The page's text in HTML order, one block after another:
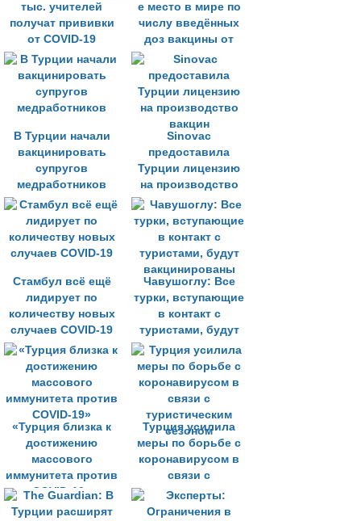
тыс. учителей
получат прививки
от COVID-19
е место в мире по
числу введённых
доз вакцины от
коронавируса
В Турции начали
вакцинировать
супругов
медработников
Sinovac
предоставила
Турции лицензию
на производство
вакцин
Стамбул всё ещё
лидирует по
количеству новых
случаев COVID-19
Чавушоглу: Все
турки, вступающие
в контакт с
туристами, будут
вакцинированы
«Турция близка к
достижению
массового
иммунитета против
COVID-19»
Турция усилила
меры по борьбе с
коронавирусом в
связи с
туристическим
сезоном